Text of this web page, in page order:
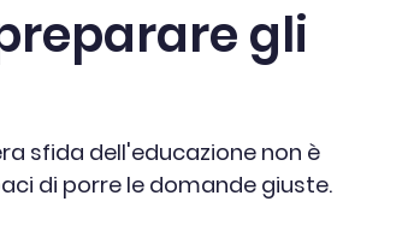
gli
sfida dell'educazione non è
di porre le domande giuste.